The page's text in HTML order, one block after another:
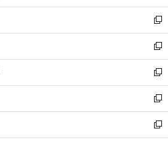
開
く
ウ
で
開
く
ン
ド
ウ
で
開
く
ウ
ィ
ン
ド
ウ
で
開
く
新
し
い
ウ
ィ
ン
ド
ウ
で
開
新
し
い
ウ
ィ
ン
ド
ウ
新
し
い
ウ
ィ
ン
新
し
い
ウ
新
し